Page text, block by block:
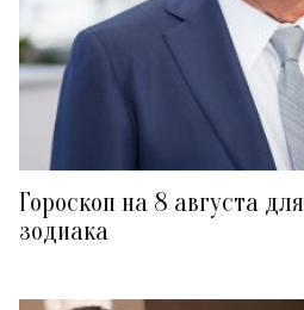
Гороскоп на 8 августа
зодиака